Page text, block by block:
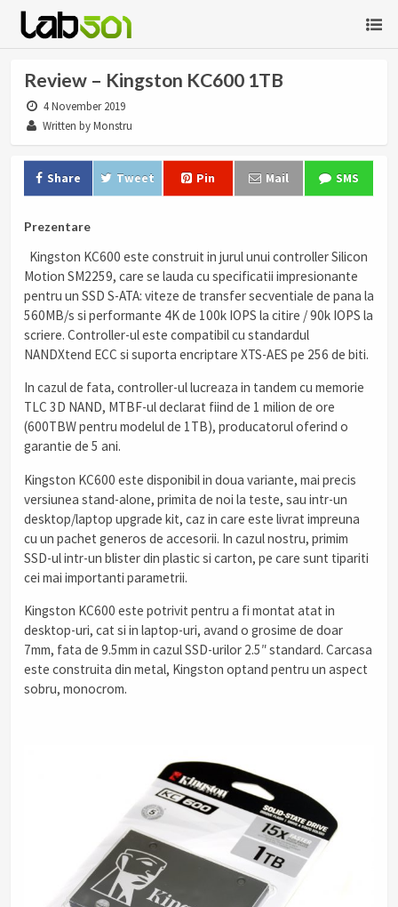
Review – Kingston KC600 1TB
4 November 2019
Written by Monstru
Share Tweet Pin Mail SMS
Prezentare
Kingston KC600 este construit in jurul unui controller Silicon
Motion SM2259, care se lauda cu specificatii impresionante
pentru un SSD S-ATA: viteze de transfer secventiale de pana la
560MB/s si performante 4K de 100k IOPS la citire / 90k IOPS la
scriere. Controller-ul este compatibil cu standardul
NANDXtend ECC si suporta encriptare XTS-AES pe 256 de biti.
In cazul de fata, controller-ul lucreaza in tandem cu memorie
TLC 3D NAND, MTBF-ul declarat fiind de 1 milion de ore
(600TBW pentru modelul de 1TB), producatorul oferind o
garantie de 5 ani.
Kingston KC600 este disponibil in doua variante, mai precis
versiunea stand-alone, primita de noi la teste, sau intr-un
desktop/laptop upgrade kit, caz in care este livrat impreuna
cu un pachet generos de accesorii. In cazul nostru, primim
SSD-ul intr-un blister din plastic si carton, pe care sunt tipariti
cei mai importanti parametrii.
Kingston KC600 este potrivit pentru a fi montat atat in
desktop-uri, cat si in laptop-uri, avand o grosime de doar
7mm, fata de 9.5mm in cazul SSD-urilor 2.5″ standard. Carcasa
este construita din metal, Kingston optand pentru un aspect
sobru, monocrom.